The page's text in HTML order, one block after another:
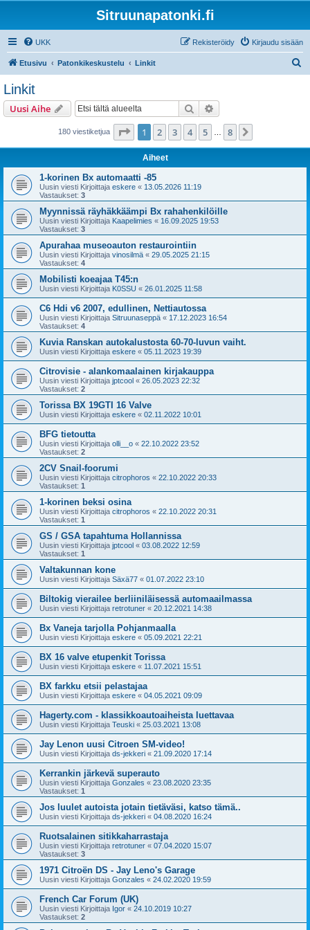
Sitruunapatonki.fi
UKK Kirjaudu sisään
Rekisteröidy
Etusivu Patonkikeskustelu Linkit
Linkit
Uusi Aihe Etsi
180 viestiketjua Sivu /8
1 2 3 4 5 8
Aiheet
1-korinen Bx automaatti -85
Uusin viesti Kirjoittaja eskere « 13.05.2026 11:19
Vastaukset: 3
Myynnissä räyhäkkäämpi Bx rahahenkilöille
Uusin viesti Kirjoittaja Kaapelimies « 16.09.2025 19:53
Vastaukset: 3
Apurahaa museoauton restaurointiin
Uusin viesti Kirjoittaja vinosilmä « 29.05.2025 21:15
Vastaukset: 4
Mobilisti koeajaa T45:n
Uusin viesti Kirjoittaja K0SSU « 26.01.2025 11:58
C6 Hdi v6 2007, edullinen, Nettiautossa
Uusin viesti Kirjoittaja Sitruunaseppä « 17.12.2023 16:54
Vastaukset: 4
Kuvia Ranskan autokalustosta 60-70-luvun vaiht.
Uusin viesti Kirjoittaja eskere « 05.11.2023 19:39
Citrovisie - alankomaalainen kirjakauppa
Uusin viesti Kirjoittaja jptcool « 26.05.2023 22:32
Vastaukset: 2
Torissa BX 19GTI 16 Valve
Uusin viesti Kirjoittaja eskere « 02.11.2022 10:01
BFG tietoutta
Uusin viesti Kirjoittaja olli__o « 22.10.2022 23:52
Vastaukset: 2
2CV Snail-foorumi
Uusin viesti Kirjoittaja citrophoros « 22.10.2022 20:33
Vastaukset: 1
1-korinen beksi osina
Uusin viesti Kirjoittaja citrophoros « 22.10.2022 20:31
Vastaukset: 1
GS / GSA tapahtuma Hollannissa
Uusin viesti Kirjoittaja jptcool « 03.08.2022 12:59
Vastaukset: 1
Valtakunnan kone
Uusin viesti Kirjoittaja Säxä77 « 01.07.2022 23:10
Biltokig vierailee berliiniläisessä automaailmassa
Uusin viesti Kirjoittaja retrotuner « 20.12.2021 14:38
Bx Vaneja tarjolla Pohjanmaalla
Uusin viesti Kirjoittaja eskere « 05.09.2021 22:21
BX 16 valve etupenkit Torissa
Uusin viesti Kirjoittaja eskere « 11.07.2021 15:51
BX farkku etsii pelastajaa
Uusin viesti Kirjoittaja eskere « 04.05.2021 09:09
Hagerty.com - klassikkoautoaiheista luettavaa
Uusin viesti Kirjoittaja Teuski « 25.03.2021 13:08
Jay Lenon uusi Citroen SM-video!
Uusin viesti Kirjoittaja ds-jekkeri « 21.09.2020 17:14
Kerrankin järkevä superauto
Uusin viesti Kirjoittaja Gonzales « 23.08.2020 23:35
Vastaukset: 1
Jos luulet autoista jotain tietäväsi, katso tämä..
Uusin viesti Kirjoittaja ds-jekkeri « 04.08.2020 16:24
Ruotsalainen sitikkaharrastaja
Uusin viesti Kirjoittaja retrotuner « 07.04.2020 15:07
Vastaukset: 3
1971 Citroën DS - Jay Leno's Garage
Uusin viesti Kirjoittaja Gonzales « 24.02.2020 19:59
French Car Forum (UK)
Uusin viesti Kirjoittaja Igor « 24.10.2019 10:27
Vastaukset: 2